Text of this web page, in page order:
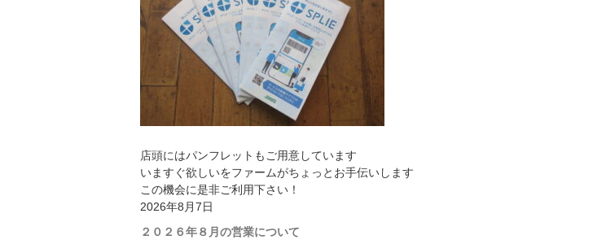
店頭にはパンフレットもご用意しています
いますぐ欲しいをファームがちょっとお手伝いします
この機会に是非ご利用下さい！
2026年8月7日
２０２６年８月の営業について